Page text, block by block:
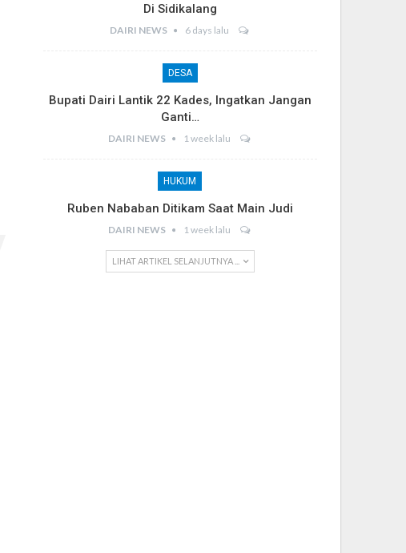
Di Sidikalang
DAIRI NEWS 6 days lalu
DESA
Bupati Dairi Lantik 22 Kades, Ingatkan Jangan
Ganti…
DAIRI NEWS 1 week lalu
HUKUM
Ruben Nababan Ditikam Saat Main Judi
DAIRI NEWS 1 week lalu
LIHAT ARTIKEL SELANJUTNYA ...